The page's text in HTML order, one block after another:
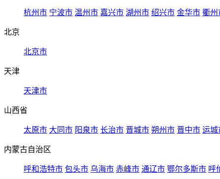
杭州市 宁波市 温州市 嘉兴市 湖州市 绍兴市 金华市 衢州
北京
北京市
天津
天津市
山西省
太原市 大同市 阳泉市 长治市 晋城市 朔州市 晋中市 运城
内蒙古自治区
呼和浩特市 包头市 乌海市 赤峰市 通辽市 鄂尔多斯市 呼